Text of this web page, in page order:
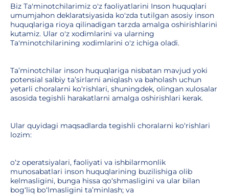
Biz Ta'minotchilarimiz o'z faoliyatlarini Inson huquqlari
umumjahon deklaratsiyasida ko'zda tutilgan asosiy inson
huquqlariga rioya qilinadigan tarzda amalga oshirishlarini
kutamiz. Ular o'z xodimlarini va ularning
Ta'minotchilarining xodimlarini o'z ichiga oladi.
Ta’minotchilar inson huquqlariga nisbatan mavjud yoki
potensial salbiy ta’sirlarni aniqlash va baholash uchun
yetarli choralarni ko‘rishlari, shuningdek, olingan xulosalar
asosida tegishli harakatlarni amalga oshirishlari kerak.
Ular quyidagi maqsadlarda tegishli choralarni ko‘rishlari
lozim:
o‘z operatsiyalari, faoliyati va ishbilarmonlik
munosabatlari inson huquqlarining buzilishiga olib
kelmasligini, bunga hissa qo‘shmasligini va ular bilan
bog‘liq bo‘lmasligini ta’minlash; va